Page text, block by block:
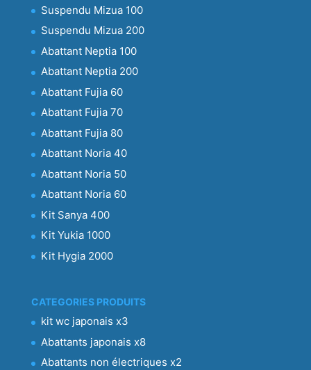
Suspendu Mizua 100
Suspendu Mizua 200
Abattant Neptia 100
Abattant Neptia 200
Abattant Fujia 60
Abattant Fujia 70
Abattant Fujia 80
Abattant Noria 40
Abattant Noria 50
Abattant Noria 60
Kit Sanya 400
Kit Yukia 1000
Kit Hygia 2000
CATEGORIES PRODUITS
kit wc japonais x3
Abattants japonais x8
Abattants non électriques x2